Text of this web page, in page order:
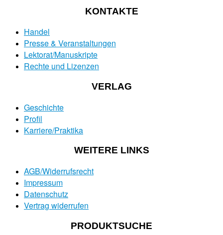
KONTAKTE
Handel
Presse & Veranstaltungen
Lektorat/Manuskripte
Rechte und Lizenzen
VERLAG
Geschichte
Profil
Karriere/Praktika
WEITERE LINKS
AGB/Widerrufsrecht
Impressum
Datenschutz
Vertrag widerrufen
PRODUKTSUCHE